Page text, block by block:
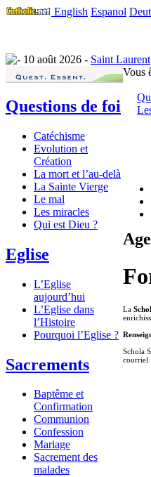
English Espanol
10 août 2026 - Saint Laurent
Questions de foi
Catéchisme
Evolution et
Création
La mort et l’au-delà
La Sainte Vierge
Le mal
Les miracles
Qui est Dieu ?
Eglise
L’Eglise
aujourd’hui
L’Eglise dans
l’Histoire
Pourquoi l’Eglise ?
Sacrements
Baptême et
Confirmation
Communion
Confession
Mariage
Sacrement des
malades
Vous
La
Schola
courriel :